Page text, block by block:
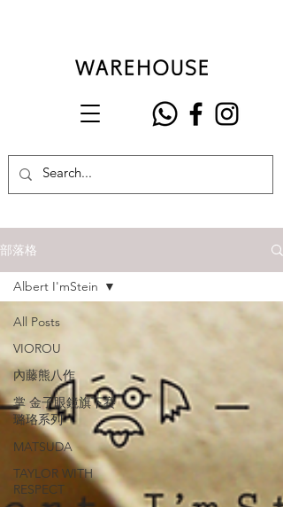
部落格
All Posts
VIOROU
內藤熊八作
掌 金子眼鏡旗下賽
璐珞系列
MATSUDA
TAYLOR WITH
RESPECT
Albert I'mStein